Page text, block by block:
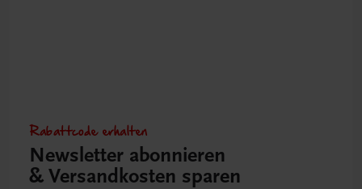
Rabattcode erhalten
Newsletter abonnieren
& Versandkosten sparen